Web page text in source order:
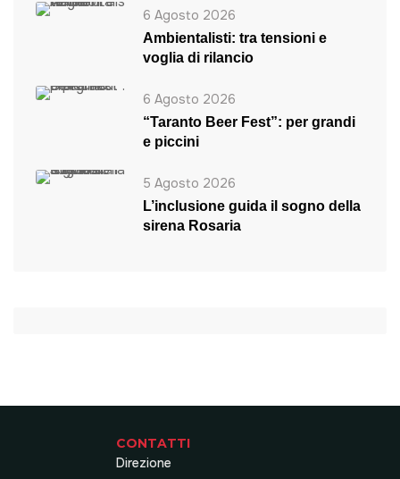
6 Agosto 2026
Ambientalisti: tra tensioni e
voglia di rilancio
6 Agosto 2026
“Taranto Beer Fest”: per grandi
e piccini
5 Agosto 2026
L’inclusione guida il sogno della
sirena Rosaria
CONTATTI
Direzione